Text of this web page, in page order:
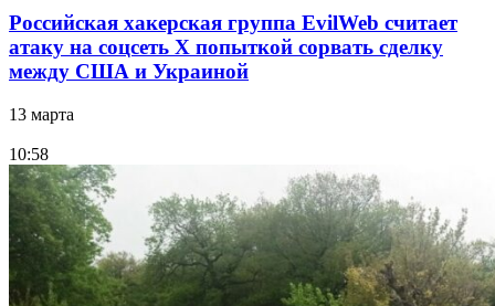
Российская хакерская группа EvilWeb считает
атаку на соцсеть Х попыткой сорвать сделку
между США и Украиной
13 марта
10:58